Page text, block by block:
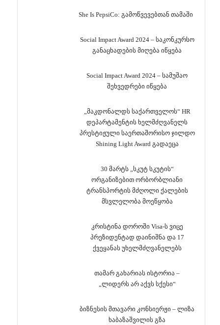
She Is PepsiCo: გამოწვევებთან თამაში
Social Impact Award 2024 – საკონკურსო
განაცხადების მიღება იწყება
Social Impact Award 2024 – სამუშაო
შეხვედრები იწყება
„მაკდონალდს საქართველოს“ HR
დეპარტამენტის ხელმძღვანელს
პრესტიჟული საერთაშორისო ჯილდო
Shining Light Award გადაეცა
30 მარტს „სკუტ სკუტის“
ორგანიზებით ორბორბლიანი
ტრანსპორტის მძღოლი ქალების
მსვლელობა მოეწყობა
კრისტინა დოროში Visa-ს ვიცე
პრეზიდენტად დაინიშნა და 17
ქვეყანას უხელმძღვანელებს
თამარ გახარიას ისტორია –
„ლიდერს არ აქვს სქესი“
ბიზნესის მთავარი კონსიერჟი – ლიზა
ხაბაზაშვილის გზა